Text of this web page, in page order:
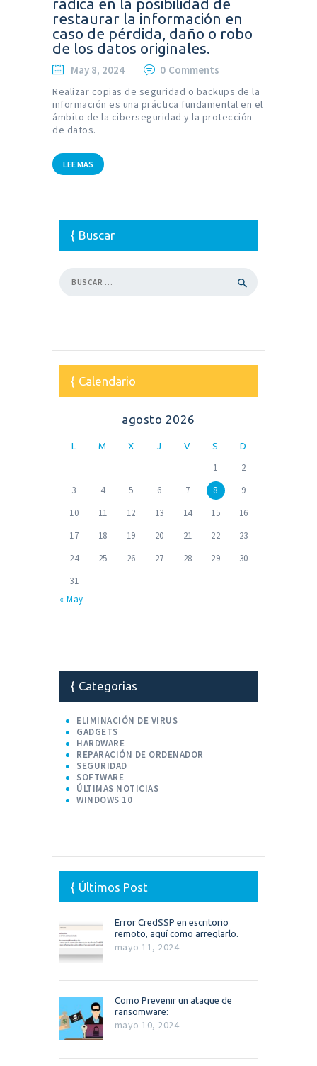
radica en la posibilidad de
restaurar la información en
caso de pérdida, daño o robo
de los datos originales.
May 8, 2024 0 Comments
Realizar copias de seguridad o backups de la
información es una práctica fundamental en el
ámbito de la ciberseguridad y la protección
de datos.
LEE MAS
Buscar
Calendario
agosto 2026
L M X J V S D
1
2
3
4 5 6 7 8
9
10
11 12 13 14 15
16
17
18 19 20 21 22
23
24
25 26 27 28 29
30
31
« May
Categorias
ELIMINACIÓN DE VIRUS
GADGETS
HARDWARE
REPARACIÓN DE ORDENADOR
SEGURIDAD
SOFTWARE
ÚLTIMAS NOTICIAS
WINDOWS 10
Últimos Post
Error CredSSP en escritorio
remoto, aquí como arreglarlo.
mayo 11, 2024
Como Prevenir un ataque de
ransomware:
mayo 10, 2024